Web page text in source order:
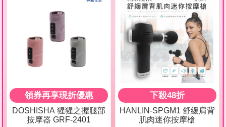
領券再享現折優惠
DOSHISHA 猩猩之握腿部
按摩器 GRF-2401
下殺48折
HANLIN-SPGM1 舒緩肩背
肌肉迷你按摩槍